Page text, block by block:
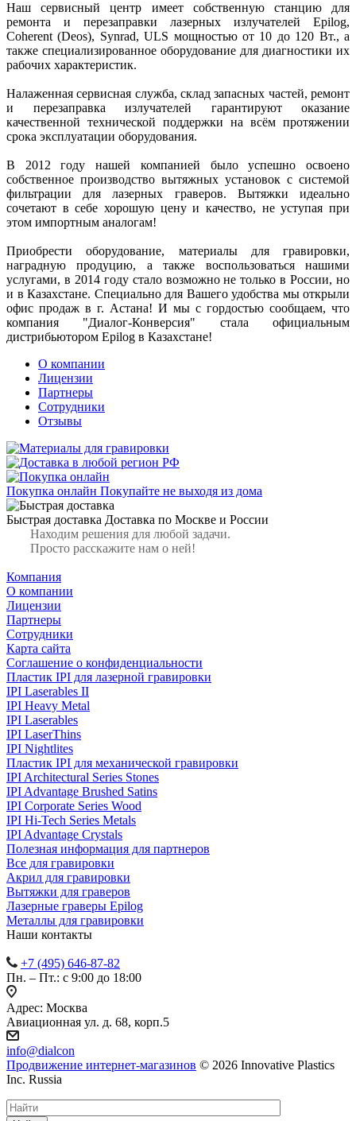
Наш сервисный центр имеет собственную станцию для
ремонта и перезаправки лазерных излучателей Epilog,
Coherent (Deos), Synrad, ULS мощностью от 10 до 120 Вт., а
также специализированное оборудование для диагностики их
рабочих характеристик.
Налаженная сервисная служба, склад запасных частей, ремонт
и перезаправка излучателей гарантируют оказание
качественной технической поддержки на всём протяжении
срока эксплуатации оборудования.
В 2012 году нашей компанией было успешно освоено
собственное производство вытяжных установок с системой
фильтрации для лазерных граверов. Вытяжки идеально
сочетают в себе хорошую цену и качество, не уступая при
этом импортным аналогам!
Приобрести оборудование, материалы для гравировки,
наградную продуцию, а также воспользоваться нашими
услугами, в 2014 году стало возможно не только в России, но
и в Казахстане. Специально для Вашего удобства мы открыли
офис продаж в г. Астана! И мы с гордостью сообщаем, что
компания "Диалог-Конверсия" стала официальным
дистрибьютором Epilog в Казахстане!
О компании
Лицензии
Партнеры
Сотрудники
Отзывы
Покупка онлайн Покупайте не выходя из дома
Быстрая доставка Доставка по Москве и России
Находим решения для любой задачи.
Просто расскажите нам о ней!
Компания
О компании
Лицензии
Партнеры
Сотрудники
Карта сайта
Соглашение о конфиденциальности
Пластик IPI для лазерной гравировки
IPI Laserables II
IPI Heavy Metal
IPI Laserables
IPI LaserThins
IPI Nightlites
Пластик IPI для механической гравировки
IPI Architectural Series Stones
IPI Advantage Brushed Satins
IPI Corporate Series Wood
IPI Hi-Tech Series Metals
IPI Advantage Crystals
Полезная информация для партнеров
Все для гравировки
Акрил для гравировки
Вытяжки для граверов
Лазерные граверы Epilog
Металлы для гравировки
Наши контакты
+7 (495) 646-87-82
Пн. – Пт.: с 9:00 до 18:00
Адрес: Москва
Авиационная ул. д. 68, корп.5
info@dialcon
Продвижение интернет-магазинов © 2026 Innovative Plastics
Inc. Russia